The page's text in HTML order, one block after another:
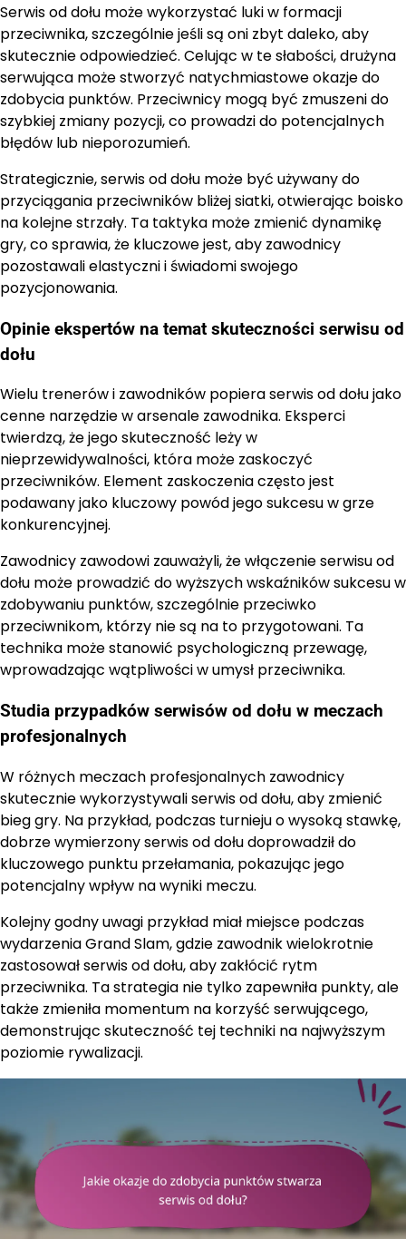
Serwis od dołu może wykorzystać luki w formacji
przeciwnika, szczególnie jeśli są oni zbyt daleko, aby
skutecznie odpowiedzieć. Celując w te słabości, drużyna
serwująca może stworzyć natychmiastowe okazje do
zdobycia punktów. Przeciwnicy mogą być zmuszeni do
szybkiej zmiany pozycji, co prowadzi do potencjalnych
błędów lub nieporozumień.
Strategicznie, serwis od dołu może być używany do
przyciągania przeciwników bliżej siatki, otwierając boisko
na kolejne strzały. Ta taktyka może zmienić dynamikę
gry, co sprawia, że kluczowe jest, aby zawodnicy
pozostawali elastyczni i świadomi swojego
pozycjonowania.
Opinie ekspertów na temat skuteczności serwisu od
dołu
Wielu trenerów i zawodników popiera serwis od dołu jako
cenne narzędzie w arsenale zawodnika. Eksperci
twierdzą, że jego skuteczność leży w
nieprzewidywalności, która może zaskoczyć
przeciwników. Element zaskoczenia często jest
podawany jako kluczowy powód jego sukcesu w grze
konkurencyjnej.
Zawodnicy zawodowi zauważyli, że włączenie serwisu od
dołu może prowadzić do wyższych wskaźników sukcesu w
zdobywaniu punktów, szczególnie przeciwko
przeciwnikom, którzy nie są na to przygotowani. Ta
technika może stanowić psychologiczną przewagę,
wprowadzając wątpliwości w umysł przeciwnika.
Studia przypadków serwisów od dołu w meczach
profesjonalnych
W różnych meczach profesjonalnych zawodnicy
skutecznie wykorzystywali serwis od dołu, aby zmienić
bieg gry. Na przykład, podczas turnieju o wysoką stawkę,
dobrze wymierzony serwis od dołu doprowadził do
kluczowego punktu przełamania, pokazując jego
potencjalny wpływ na wyniki meczu.
Kolejny godny uwagi przykład miał miejsce podczas
wydarzenia Grand Slam, gdzie zawodnik wielokrotnie
zastosował serwis od dołu, aby zakłócić rytm
przeciwnika. Ta strategia nie tylko zapewniła punkty, ale
także zmieniła momentum na korzyść serwującego,
demonstrując skuteczność tej techniki na najwyższym
poziomie rywalizacji.